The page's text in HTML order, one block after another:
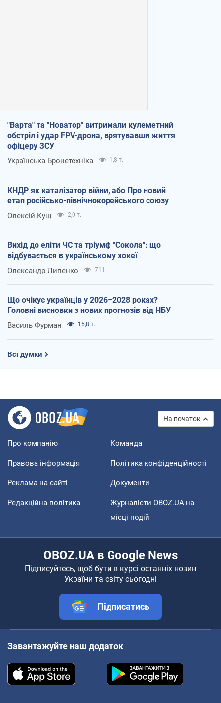
"Варта" та "Новатор" витримали кулеметний
обстріл і удар FPV-дрона, врятувавши життя
офіцеру ЗСУ
Українська Бронетехніка 1,8 т.
КНДР як каталізатор війни, або Про новий
етап російсько-північнокорейського союзу
Олексій Кущ 2,0 т.
Вихід до еліти ЧС та тріумф "Сокола": що
відбувається в українському хокеї
Олександр Липенко 711
Що очікує українців у 2026–2028 роках?
Головні висновки з нових прогнозів від НБУ
Василь Фурман 15,8 т.
Всі думки
На початок
Про компанію Команда
Правова інформація Політика конфіденційності
Реклама на сайті Документи
Редакційна політика
Журналісти OBOZ.UA на
місці подій
OBOZ.UA в Google News
Підписуйтесь, щоб бути в курсі останніх новин
України та світу сьогодні
Підписатись
Завантажуйте наш додаток